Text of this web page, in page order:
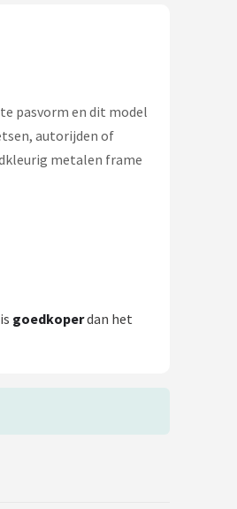
pasvorm en dit model
autorijden of
metalen frame
goedkoperdan het